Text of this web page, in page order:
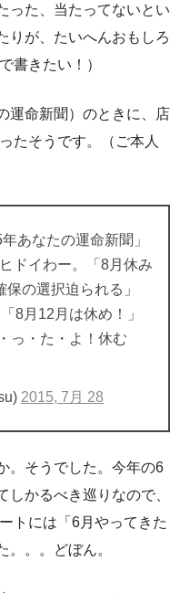
った、当たってないとい
りが、たいへんおもしろ
書きたい！）
運命新聞）のときに、店
たそうです。（ご本人
あなたの運命新聞」
ドイわー。「8月休み
の選択迫られる」
8月12月は休め！」
っ・た・よ！休む
2015, 7月 28
。そうでした。今年の6
しかるべき巡りなので、
トには「6月やってきた
。。。どぼん。